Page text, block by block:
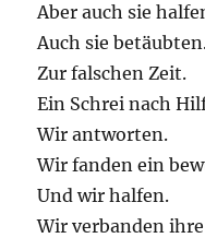
Aber auch sie
Auch sie
Zur falschen Zeit.
Ein Schrei nach
Wir antworten.
Wir fanden ein
Und wir halfen.
Wir verbanden